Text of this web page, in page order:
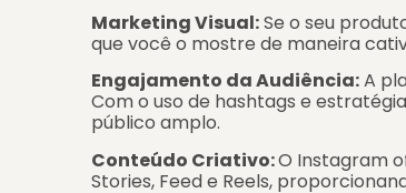
Marketing Visual:Se o seu
que você o mostre de maneira
Engajamento da Audiência:A
Com o uso de hashtags e
público amplo.
Conteúdo Criativo:O Instagram
Stories, Feed e Reels,